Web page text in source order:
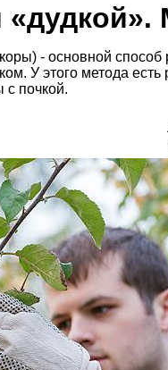
- основной
У этого метода
с почкой.